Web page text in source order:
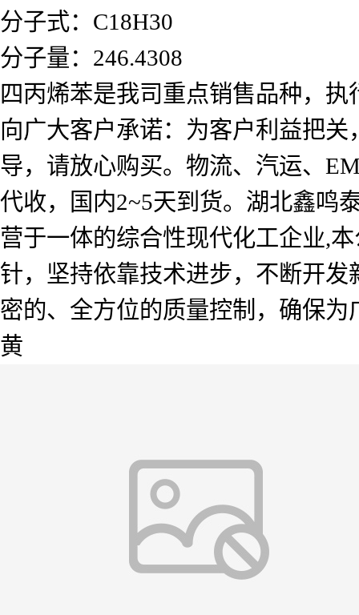
分子式：C18H30
分子量：246.4308
四丙烯苯是我司重点销售品种，
向广大客户承诺：为客户利益把
导，请放心购买。物流、汽运、
代收，国内2~5天到货。湖北鑫鸣
营于一体的综合性现代化工企业,
针，坚持依靠技术进步，不断开
密的、全方位的质量控制，确保
黄